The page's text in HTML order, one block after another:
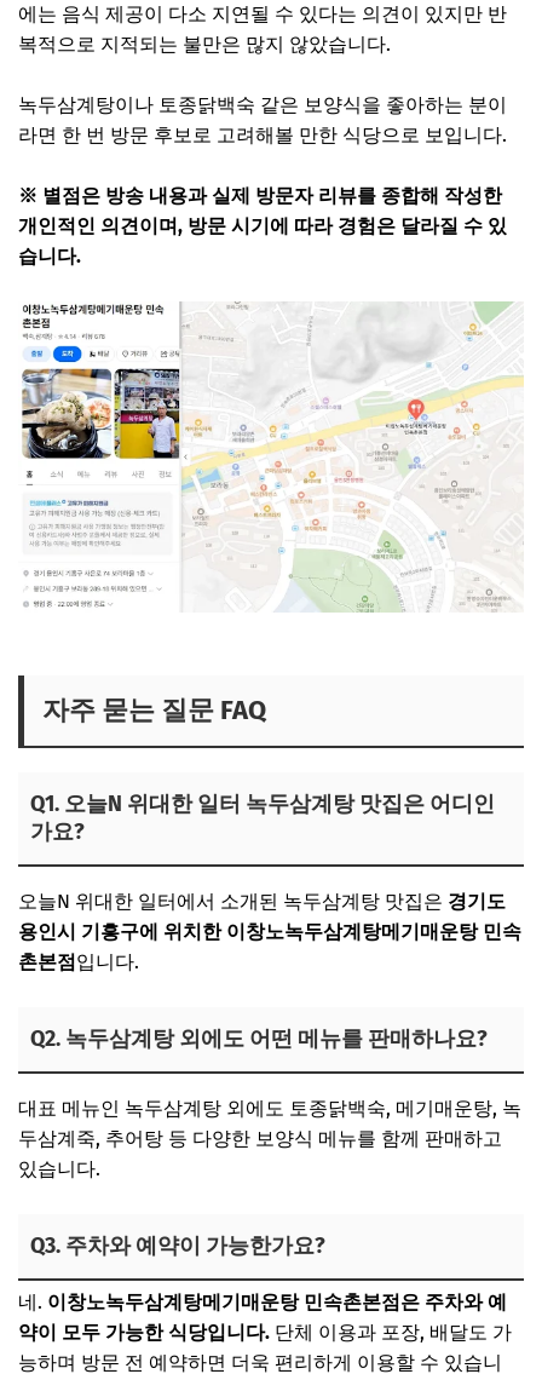
에는 음식 제공이 다소 지연될 수 있다는 의견이 있지만 반
복적으로 지적되는 불만은 많지 않았습니다.
녹두삼계탕이나 토종닭백숙 같은 보양식을 좋아하는 분이
라면 한 번 방문 후보로 고려해볼 만한 식당으로 보입니다.
※ 별점은 방송 내용과 실제 방문자 리뷰를 종합해 작성한
개인적인 의견이며, 방문 시기에 따라 경험은 달라질 수 있
습니다.
자주 묻는 질문 FAQ
Q1. 오늘N 위대한 일터 녹두삼계탕 맛집은 어디인
가요?
오늘N 위대한 일터에서 소개된 녹두삼계탕 맛집은 경기도
용인시 기흥구에 위치한 이창노녹두삼계탕메기매운탕 민속
촌본점입니다.
Q2. 녹두삼계탕 외에도 어떤 메뉴를 판매하나요?
대표 메뉴인 녹두삼계탕 외에도 토종닭백숙, 메기매운탕, 녹
두삼계죽, 추어탕 등 다양한 보양식 메뉴를 함께 판매하고
있습니다.
Q3. 주차와 예약이 가능한가요?
네. 이창노녹두삼계탕메기매운탕 민속촌본점은 주차와 예
약이 모두 가능한 식당입니다. 단체 이용과 포장, 배달도 가
능하며 방문 전 예약하면 더욱 편리하게 이용할 수 있습니